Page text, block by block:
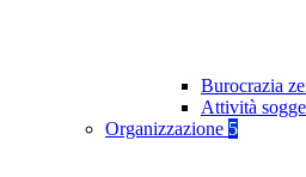
Burocrazia
Attività
Organizzazione 5